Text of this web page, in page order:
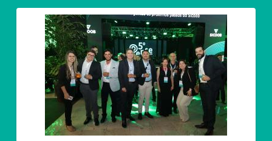
Galeria de Mídias